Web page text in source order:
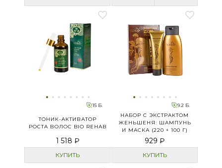
15 Б.
ТОНИК-АКТИВАТОР
РОСТА ВОЛОС BIO REHAB
1 518 ₽
КУПИТЬ
9.2 Б.
НАБОР С ЭКСТРАКТОМ
ЖЕНЬШЕНЯ: ШАМПУНЬ
И МАСКА (220 + 100 Г)
929 ₽
КУПИТЬ